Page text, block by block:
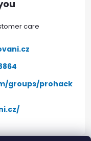
groups/prohack